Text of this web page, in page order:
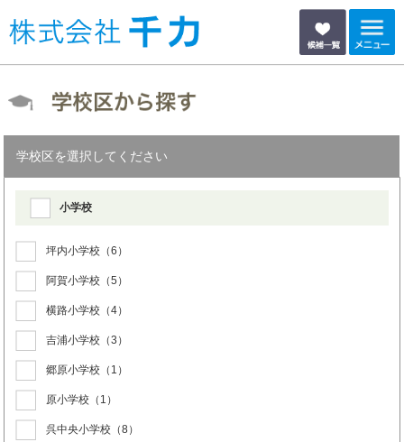
学校区を選択してください
小学校
坪内小学校 （6）
阿賀小学校 （5）
横路小学校 （4）
吉浦小学校 （3）
郷原小学校 （1）
原小学校 （1）
呉中央小学校 （8）